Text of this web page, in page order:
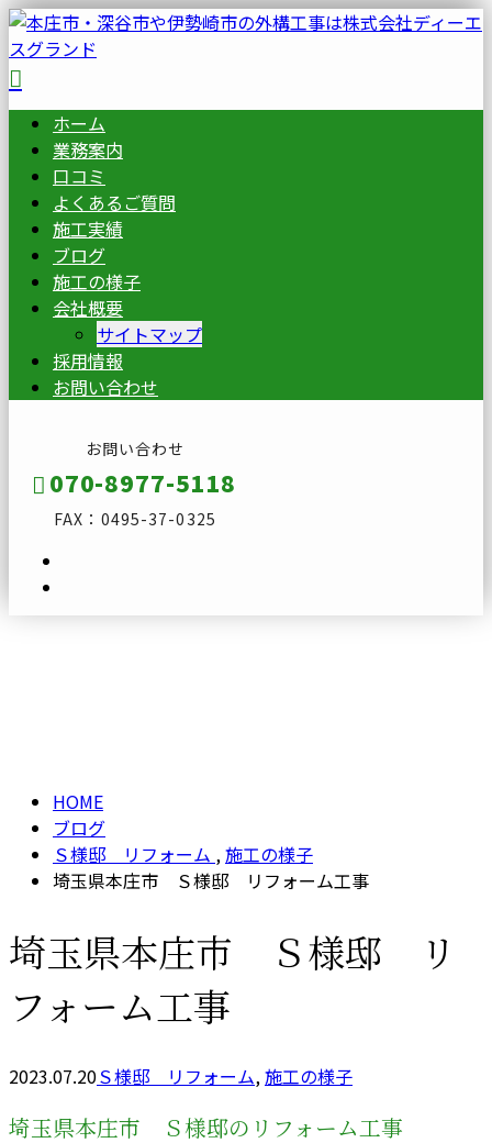
ホーム
業務案内
口コミ
よくあるご質問
施工実績
ブログ
施工の様子
会社概要
サイトマップ
採用情報
お問い合わせ
お問い合わせ
070-8977-5118
FAX：0495-37-0325
HOME
ブログ
Ｓ様邸 リフォーム ,施工の様子
埼玉県本庄市 Ｓ様邸 リフォーム工事
埼玉県本庄市 Ｓ様邸 リ
フォーム工事
2023.07.20Ｓ様邸 リフォーム,施工の様子
埼玉県本庄市 Ｓ様邸のリフォーム工事